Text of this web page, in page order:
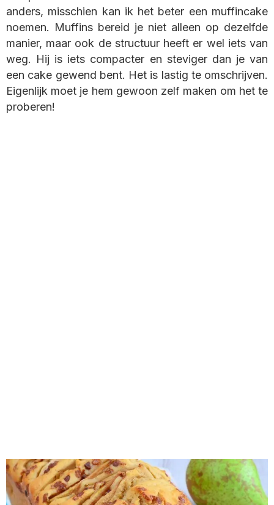
anders, misschien kan ik het beter een muffincake
noemen. Muffins bereid je niet alleen op dezelfde
manier, maar ook de structuur heeft er wel iets van
weg. Hij is iets compacter en steviger dan je van
een cake gewend bent. Het is lastig te omschrijven.
Eigenlijk moet je hem gewoon zelf maken om het te
proberen!